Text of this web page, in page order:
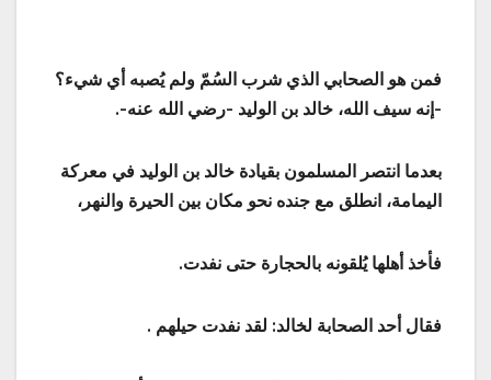
فمن هو الصحابي الذي شرب السُمّ ولم يُصبه أي شيء؟
-إنه سيف الله، خالد بن الوليد -رضي الله عنه-.
بعدما انتصر المسلمون بقيادة خالد بن الوليد في معركة
اليمامة، انطلق مع جنده نحو مكان بين الحيرة والنهر،
فأخذ أهلها يُلقونه بالحجارة حتى نفدت.
فقال أحد الصحابة لخالد: لقد نفدت حيلهم .